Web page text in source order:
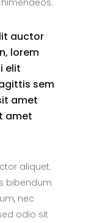
auctor
lorem
elit
sem
amet
amet
aliquet.
bibendum
nec
odio sit